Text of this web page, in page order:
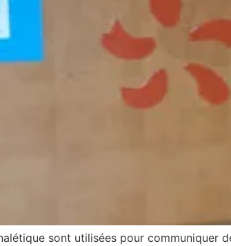
sont utilisées pour communiquer